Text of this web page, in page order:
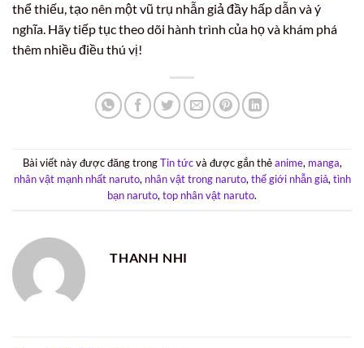
thể thiếu, tạo nên một vũ trụ nhẫn giả đầy hấp dẫn và ý
nghĩa. Hãy tiếp tục theo dõi hành trình của họ và khám phá
thêm nhiều điều thú vị!
Bài viết này được đăng trongTin tứcvà được gắn thẻanime, manga,
nhân vật mạnh nhất naruto, nhân vật trong naruto,thế giới nhẫn giả,tình
bạn naruto,top nhân vật naruto.
THANH NHI